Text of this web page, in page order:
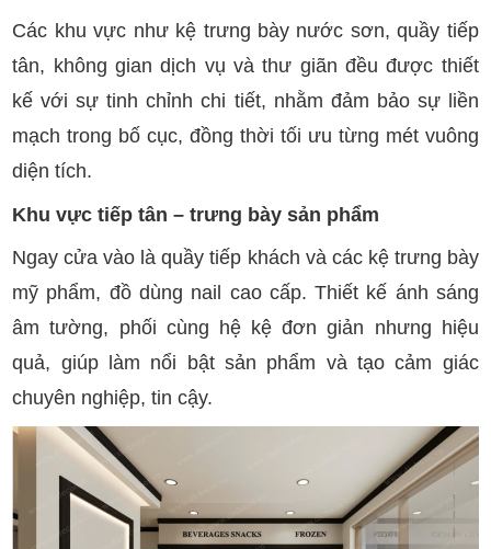
Các khu vực như kệ trưng bày nước sơn, quầy tiếp
tân, không gian dịch vụ và thư giãn đều được thiết
kế với sự tinh chỉnh chi tiết, nhằm đảm bảo sự liền
mạch trong bố cục, đồng thời tối ưu từng mét vuông
diện tích.
Khu vực tiếp tân – trưng bày sản phẩm
Ngay cửa vào là quầy tiếp khách và các kệ trưng bày
mỹ phẩm, đồ dùng nail cao cấp. Thiết kế ánh sáng
âm tường, phối cùng hệ kệ đơn giản nhưng hiệu
quả, giúp làm nổi bật sản phẩm và tạo cảm giác
chuyên nghiệp, tin cậy.